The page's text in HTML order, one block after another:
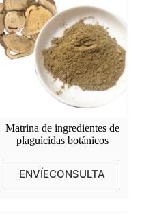
Matrina de ingredientes de
plaguicidas botánicos
ENVÍECONSULTA